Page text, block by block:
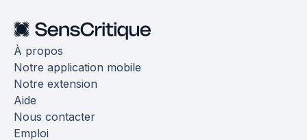
À propos
Notre application mobile
Notre extension
Aide
Nous contacter
Emploi